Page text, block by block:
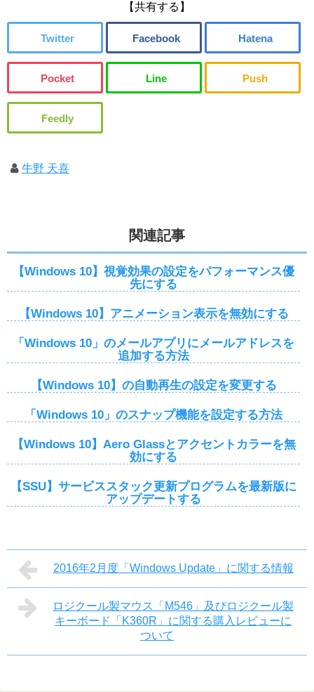
【共有する】
牛野 天喜
関連記事
【Windows 10】視覚効果の設定をパフォーマンス優
先にする
【Windows 10】アニメーション表示を無効にする
「Windows 10」のメールアプリにメールアドレスを
追加する方法
【Windows 10】の自動再生の設定を変更する
「Windows 10」のスナップ機能を設定する方法
【Windows 10】Aero Glassとアクセントカラーを無
効にする
【SSU】サービススタック更新プログラムを最新版に
アップデートする
2016年2月度「Windows Update」に関する情報
ロジクール製マウス「M546」及びロジクール製
キーボード「K360R」に関する購入レビューに
ついて